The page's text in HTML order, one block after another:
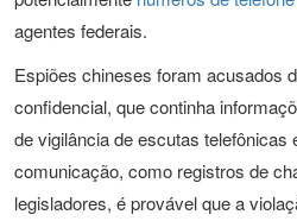
agentes federais.
Espiões chineses foram acusados
confidencial, que continha
de vigilância de escutas telefônicas
comunicação, como registros de
legisladores, é provável que a